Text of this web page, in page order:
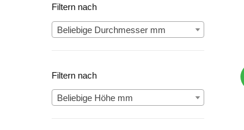
Filtern nach
Beliebige Durchmesser mm
Filtern nach
Beliebige Höhe mm